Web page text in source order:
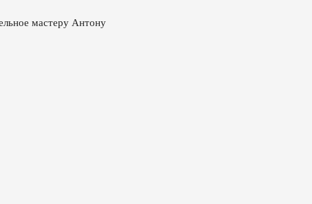
мастеру Антону